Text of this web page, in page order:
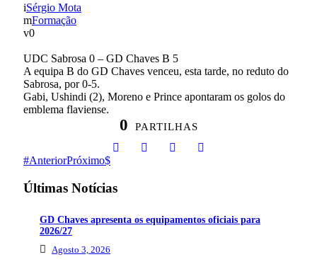
Sérgio Mota
Formação
0
UDC Sabrosa 0 – GD Chaves B 5
A equipa B do GD Chaves venceu, esta tarde, no reduto do
Sabrosa, por 0-5.
Gabi, Ushindi (2), Moreno e Prince apontaram os golos do
emblema flaviense.
0 PARTILHAS
AnteriorPróximo
Últimas Notícias
GD Chaves apresenta os equipamentos oficiais para
2026/27
Agosto 3, 2026